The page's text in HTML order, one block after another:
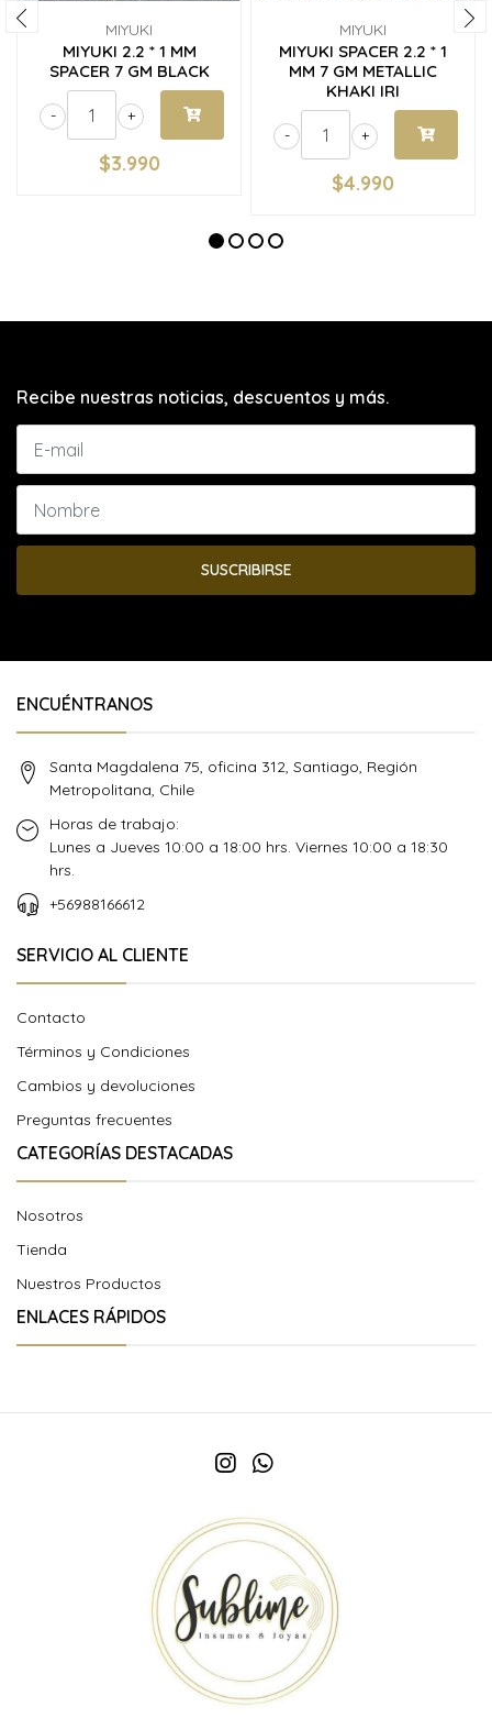
MIYUKI
MIYUKI 2.2 * 1 MM
SPACER 7 GM BLACK
+
-
$3.990
MIYUKI
MIYUKI SPACER 2.2 * 1
MM 7 GM METALLIC
KHAKI IRI
+
-
$4.990
Recibe nuestras noticias, descuentos y más.
SUSCRIBIRSE
ENCUÉNTRANOS
Santa Magdalena 75, oficina 312, Santiago, Región
Metropolitana, Chile
Horas de trabajo:
Lunes a Jueves 10:00 a 18:00 hrs. Viernes 10:00 a 18:30
hrs.
+56988166612
SERVICIO AL CLIENTE
Contacto
Términos y Condiciones
Cambios y devoluciones
Preguntas frecuentes
CATEGORÍAS DESTACADAS
Nosotros
Tienda
Nuestros Productos
ENLACES RÁPIDOS